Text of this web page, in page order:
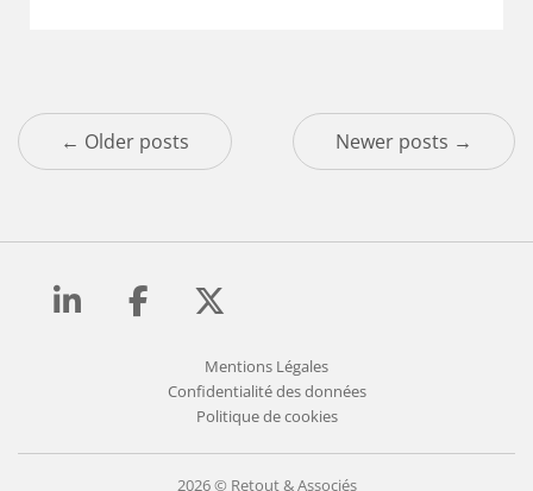
← Older posts Newer posts →
Mentions Légales
Confidentialité des données
Politique de cookies
2026 © Retout & Associés